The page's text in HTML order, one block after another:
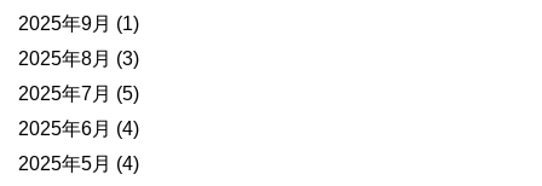
2025年9月 (1)
2025年8月 (3)
2025年7月 (5)
2025年6月 (4)
2025年5月 (4)